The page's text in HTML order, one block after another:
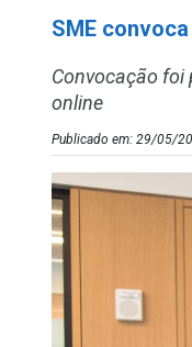
SME
Convocação foi
online
Publicado em: 29/05/